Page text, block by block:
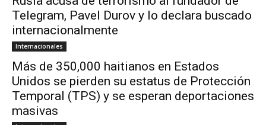
Telegram, Pavel Durov y lo declara buscado
internacionalmente
Internacionales
Más de 350,000 haitianos en Estados
Unidos se pierden su estatus de Protección
Temporal (TPS) y se esperan deportaciones
masivas